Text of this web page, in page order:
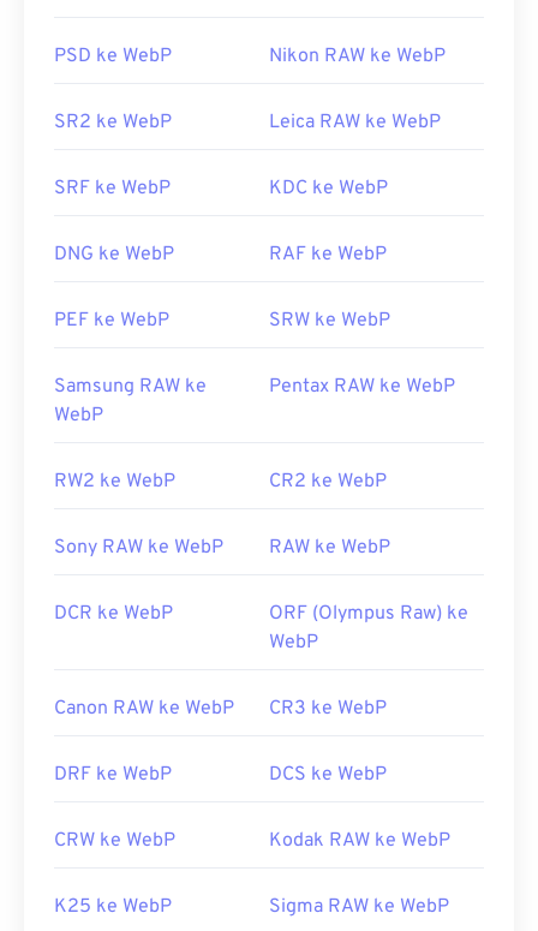
Rilis Awal: 18 September 1992
artikel yang sempurna untuk situs web Anda!
format WebP.
Pixelmatordan . Coba jugaCorel
Windows Photo Viewer
, danAdobe Photoshop
membuka WebP.
Rilis Awal:September 2010
Artikel Pengembang Google tentang kompresi
Alat WebP Terkait:
dari gambar WebP
PSD ke WebP Nikon RAW ke WebP
SR2 ke WebP Leica RAW ke WebP
SRF ke WebP KDC ke WebP
DNG ke WebP RAF ke WebP
PEF ke WebP SRW ke WebP
Samsung RAW ke
WebP
Pentax RAW ke WebP
RW2 ke WebP CR2 ke WebP
Sony RAW ke WebP RAW ke WebP
DCR ke WebP
ORF (Olympus Raw) ke
WebP
Canon RAW ke WebP CR3 ke WebP
DRF ke WebP DCS ke WebP
CRW ke WebP Kodak RAW ke WebP
K25 ke WebP Sigma RAW ke WebP